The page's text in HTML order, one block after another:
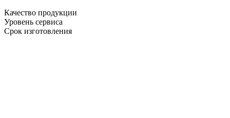
Качество продукции
Уровень сервиса
Срок изготовления